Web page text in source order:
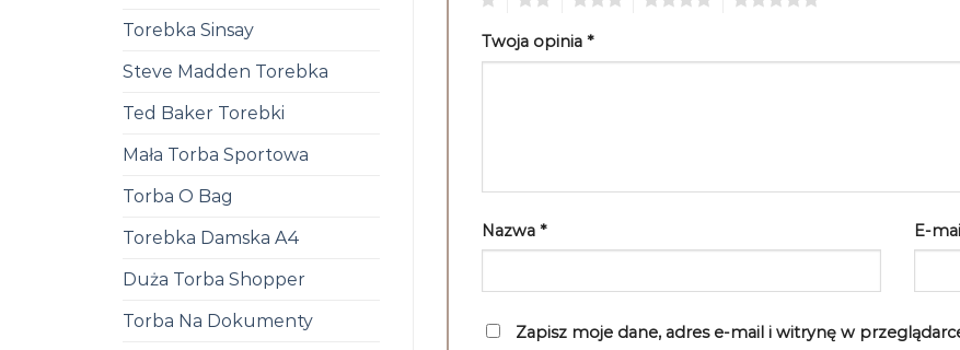
Torebka Sinsay
Steve Madden Torebka
Ted Baker Torebki
Mała Torba Sportowa
Torba O Bag
Torebka Damska A4
Duża Torba Shopper
Torba Na Dokumenty
Twoja opinia *
Nazwa * E-
Zapisz moje dane, adres e-mail i witrynę w